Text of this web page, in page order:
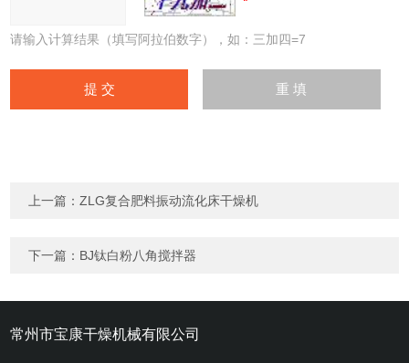
请输入计算结果（填写阿拉伯数字），如：三加四=7
上一篇：ZLG复合肥料振动流化床干燥机
下一篇： BJ钛白粉八角搅拌器
常州市宝康干燥机械有限公司